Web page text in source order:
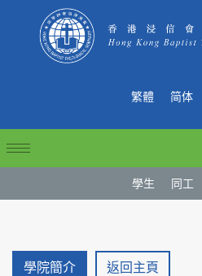
繁體 简体
學生 同工
學院簡介 返回主頁